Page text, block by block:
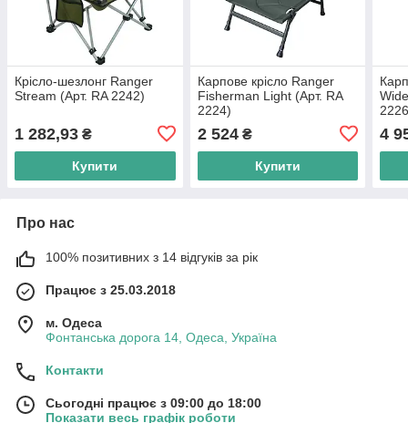
Крісло-шезлонг Ranger
Stream (Арт. RA 2242)
1 282,93 ₴
Купити
Карпове крісло Ranger
Fisherman Light (Арт. RA
2224)
2 524₴
Купити
4
Про нас
100% позитивних з 14 відгуків за рік
Працює з 25.03.2018
м. Одеса
Фонтанська дорога 14, Одеса, Україна
Контакти
Сьогодні працює з 09:00 до 18:00
Показати весь графік роботи